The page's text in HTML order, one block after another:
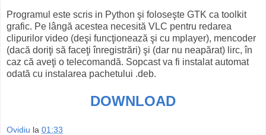
Programul este scris in Python şi foloseşte GTK ca toolkit
grafic. Pe lângă acestea necesită VLC pentru redarea
clipurilor video (deşi funcţionează şi cu mplayer), mencoder
(dacă doriţi să faceţi înregistrări) şi (dar nu neapărat) lirc, în
caz că aveţi o telecomandă. Sopcast va fi instalat automat
odată cu instalarea pachetului .deb.
DOWNLOAD
Ovidiu la 01:33